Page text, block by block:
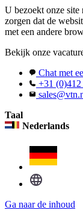
U bezoekt onze
zorgen dat de
met een andere
Bekijk onze
Chat met
+31
Taal
Nederlands
Ga naar de inhoud